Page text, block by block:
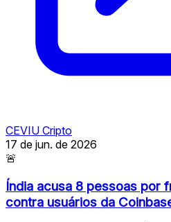
CEVIU Cripto
17 de jun. de 2026
🚨
Índia acusa 8 pessoas por
contra usuários da